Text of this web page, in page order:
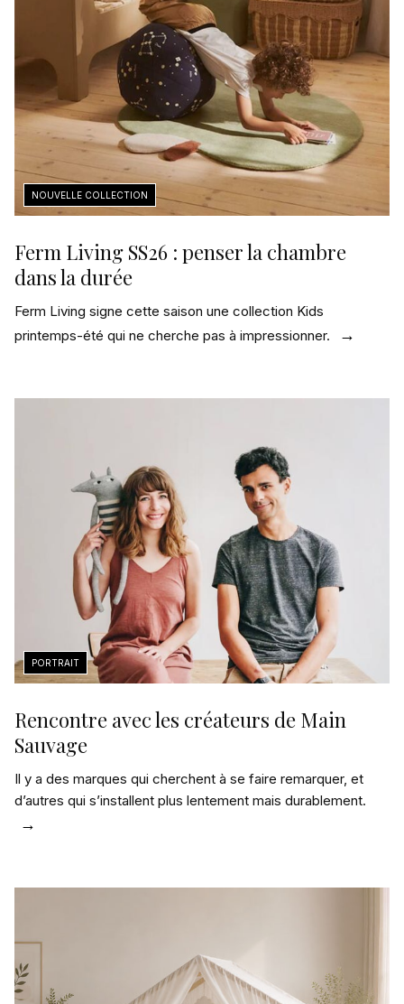
Ferm Living SS26 : penser la chambre
dans la durée
Ferm Living signe cette saison une collection Kids
printemps-été qui ne cherche pas à impressionner.
Rencontre avec les créateurs de Main
Sauvage
Il y a des marques qui cherchent à se faire remarquer, et
d’autres qui s’installent plus lentement mais durablement.